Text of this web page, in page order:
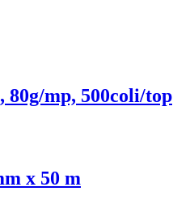
mp, 500coli/top
x 50 m